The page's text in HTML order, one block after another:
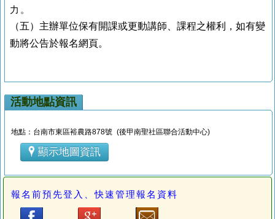
力。
（五）主辦單位保有開課或更動講師、課程之權利，如有變
動將公告於報名網頁。
活動地點資訊
地點：台南市東區裕農路878號 (後甲南聖社區聯合活動中心)
顯示地圖資訊
報名前預先登入、快速管理報名資料